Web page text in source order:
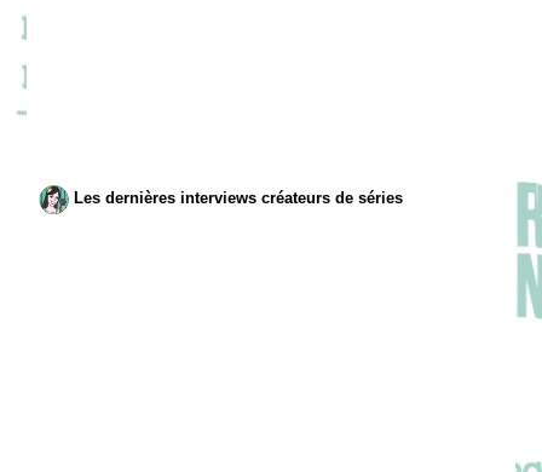
Les dernières interviews créateurs de séries